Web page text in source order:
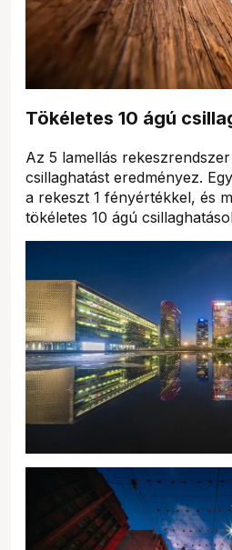
Tökéletes 10 ágú
Az 5 lamellás
csillaghatást eredményez.
a rekeszt 1 fényértékkel, és
tökéletes 10 ágú